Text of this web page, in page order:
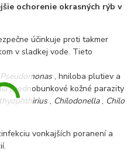
ochorenie okrasných rýb v
účinkuje proti takmer
v sladkej vode. Tieto
Pseudomonas , hniloba plutiev a
), jednobunkové kožné parazity
, Chilodonella, Chilo
vonkajších poranení a